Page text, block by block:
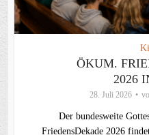
ÖKUM.
2026
28. Juli 2026
Der bundesweite
FriedensDekade 2026